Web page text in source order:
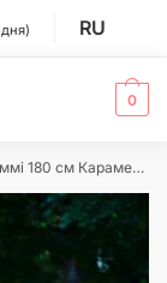
RU
0
180 см Карамельний